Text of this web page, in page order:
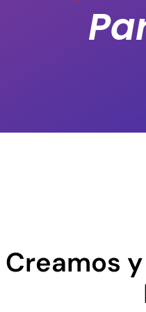
Creamos